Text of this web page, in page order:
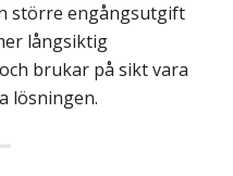
större engångsutgift
långsiktig
brukar på sikt vara
lösningen.